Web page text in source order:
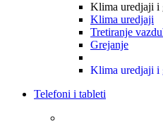
Klima uredjaji i
Klima uredjaji
Tretiranje
Grejanje
Klima uredjaji i
Telefoni i tableti